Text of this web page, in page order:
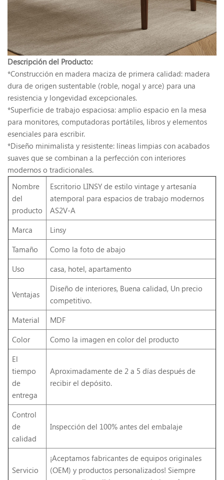
Descripción del Producto:
*Construcción en madera maciza de primera calidad: madera
dura de origen sustentable (roble, nogal y arce) para una
resistencia y longevidad excepcionales.
*Superficie de trabajo espaciosa: amplio espacio en la mesa
para monitores, computadoras portátiles, libros y elementos
esenciales para escribir.
*Diseño minimalista y resistente: líneas limpias con acabados
suaves que se combinan a la perfección con interiores
modernos o tradicionales.
Nombre
del
producto
Escritorio LINSY de estilo vintage y artesanía
atemporal para espacios de trabajo modernos
AS2V-A
Marca
Linsy
Tamaño
Como la foto de abajo
Uso
casa, hotel, apartamento
Ventajas
Diseño de interiores, Buena calidad, Un precio
competitivo.
Material
MDF
Color
Como la imagen en color del producto
El
tiempo
de
entrega
Aproximadamente de 2 a 5 días después de
recibir el depósito.
Control
de
calidad
Inspección del 100% antes del embalaje
Servicio
¡Aceptamos fabricantes de equipos originales
(OEM) y productos personalizados! Siempre